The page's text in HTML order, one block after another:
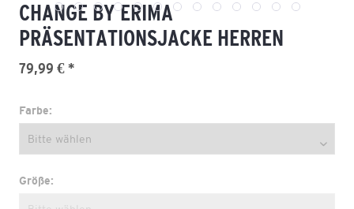
CHANGE BY ERIMA
PRÄSENTATIONSJACKE HERREN
79,99 € *
Farbe:
Größe: